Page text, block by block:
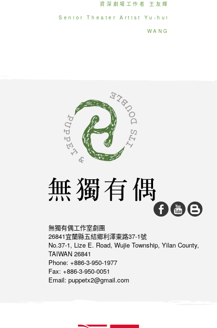
資深劇場工作者 王友輝
Senior Theater Artist Yu-hui
無獨有偶工作室劇團
26841宜蘭縣五結鄉利澤東路37-1號
No.37-1, Lize E. Road, Wujie Township, Yilan County,
TAIWAN 26841
Phone: +886-3-950-1977
Fax: +886-3-950-0051
Email: puppetx2@gmail.com